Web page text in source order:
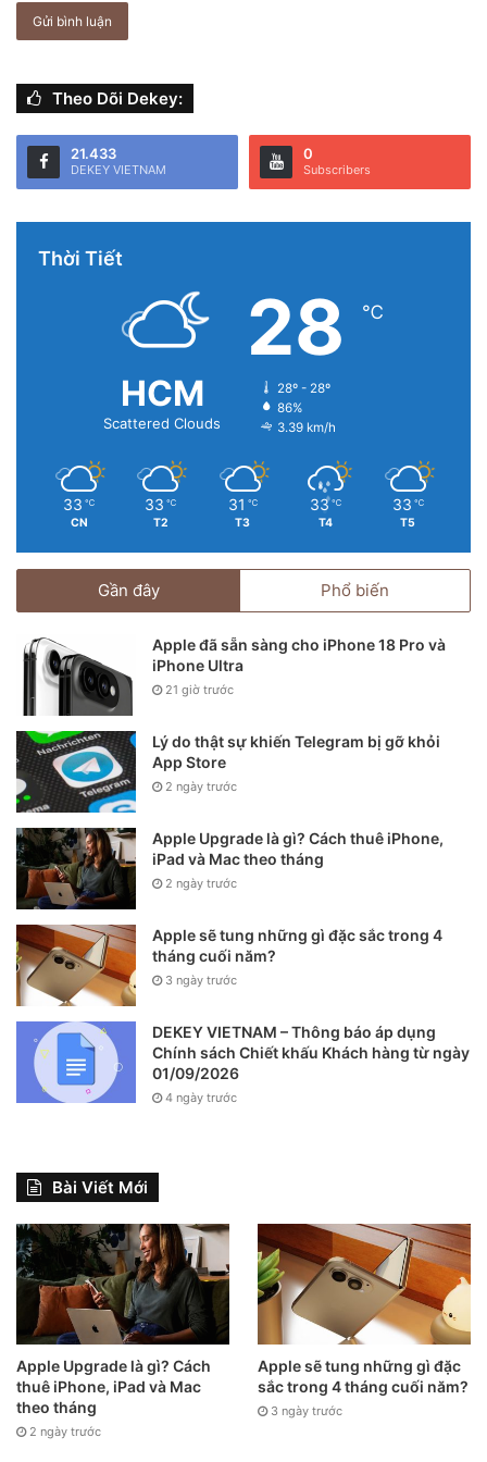
Theo Dõi Dekey:
21.433
DEKEY VIETNAM
0
Subscribers
Thời Tiết
HCM
Scattered Clouds
28 ℃
28º - 28º
86%
3.39 km/h
33 ℃
CN
33 ℃
T2
31 ℃
T3
33 ℃
T4
33 ℃
T5
Gần đây Phổ biến
Apple đã sẵn sàng cho iPhone 18 Pro và
iPhone Ultra
21 giờ trước
Lý do thật sự khiến Telegram bị gỡ khỏi
App Store
2 ngày trước
Apple Upgrade là gì? Cách thuê iPhone,
iPad và Mac theo tháng
2 ngày trước
Apple sẽ tung những gì đặc sắc trong 4
tháng cuối năm?
3 ngày trước
DEKEY VIETNAM – Thông báo áp dụng
Chính sách Chiết khấu Khách hàng từ ngày
01/09/2026
4 ngày trước
Bài Viết Mới
Apple Upgrade là gì? Cách
thuê iPhone, iPad và Mac
theo tháng
2 ngày trước
Apple sẽ tung những gì đặc
sắc trong 4 tháng cuối năm?
3 ngày trước